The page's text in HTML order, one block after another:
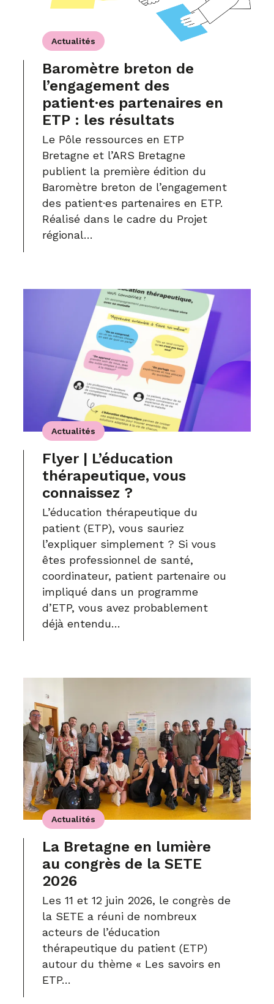
Actualités
Baromètre breton de
l’engagement des
patient·es partenaires en
ETP : les résultats
Le Pôle ressources en ETP
Bretagne et l’ARS Bretagne
publient la première édition du
Baromètre breton de l’engagement
des patient·es partenaires en ETP.
Réalisé dans le cadre du Projet
régional…
Actualités
Flyer | L’éducation
thérapeutique, vous
connaissez ?
L’éducation thérapeutique du
patient (ETP), vous sauriez
l’expliquer simplement ? Si vous
êtes professionnel de santé,
coordinateur, patient partenaire ou
impliqué dans un programme
d’ETP, vous avez probablement
déjà entendu…
Actualités
La Bretagne en lumière
au congrès de la SETE
2026
Les 11 et 12 juin 2026, le congrès de
la SETE a réuni de nombreux
acteurs de l’éducation
thérapeutique du patient (ETP)
autour du thème « Les savoirs en
ETP…